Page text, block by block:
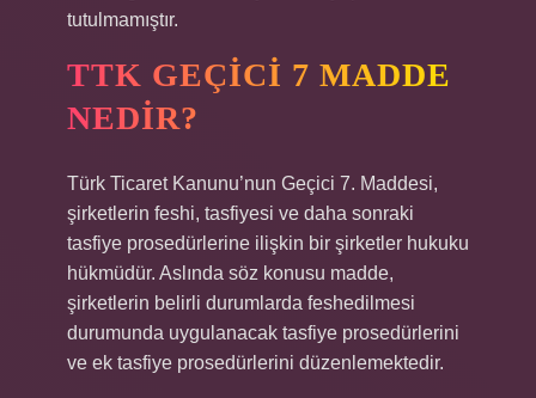
tutulmamıştır.
TTK GEÇICI 7 MADDE
NEDIR?
Türk Ticaret Kanunu’nun Geçici 7. Maddesi,
şirketlerin feshi, tasfiyesi ve daha sonraki
tasfiye prosedürlerine ilişkin bir şirketler hukuku
hükmüdür. Aslında söz konusu madde,
şirketlerin belirli durumlarda feshedilmesi
durumunda uygulanacak tasfiye prosedürlerini
ve ek tasfiye prosedürlerini düzenlemektedir.